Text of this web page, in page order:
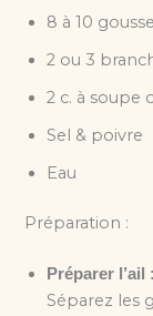
8 à 10
2 ou 3
2 c. à soupe
Sel & poivre
Eau
Préparation :
Préparer l’ail :
Séparez les